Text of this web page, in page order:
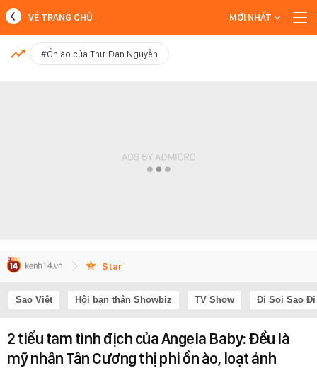
MỚI NHẤT
VỀ TRANG CHỦ MỚI NHẤT
#Ồn ào của Thư Đan Nguyễn
Star
Sao Việt Hội bạn thân Showbiz TV Show Đi Soi Sao Đi
2 tiểu tam tình địch của Angela Baby: Đều là
mỹ nhân Tân Cương thị phi ồn ào, loạt ảnh